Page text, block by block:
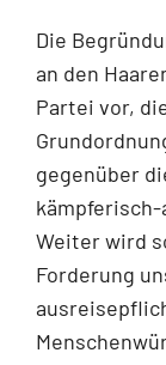
Die
an den
Partei vor,
gegenüber
kämpferisch-
Weiter wird
Forderung